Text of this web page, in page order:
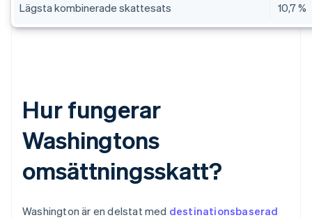
Lägsta kombinerade skattesats 10,7 %
Hur fungerar
Washingtons
omsättningsskatt?
Washington är en delstat med destinationsbaserad